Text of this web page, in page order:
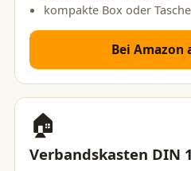
kompakte Box oder Tasche
Bei Amazon
🏠
Verbandskasten DIN